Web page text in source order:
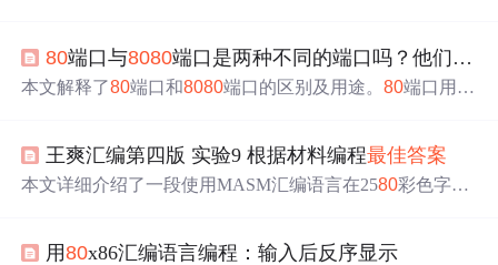
80端口与8080端口是两种不同的端口吗？他们到底有什么区别和联系？
本文解释了80端口和8080端口的区别及用途。80端口用于
ver的默认服务端口。
王爽汇编第四版 实验9 根据材料编程最佳答案
本文详细介绍了一段使用MASM汇编语言在2580彩色字符
果的代码实现和关键步骤解析。
用80x86汇编语言编程：输入后反序显示